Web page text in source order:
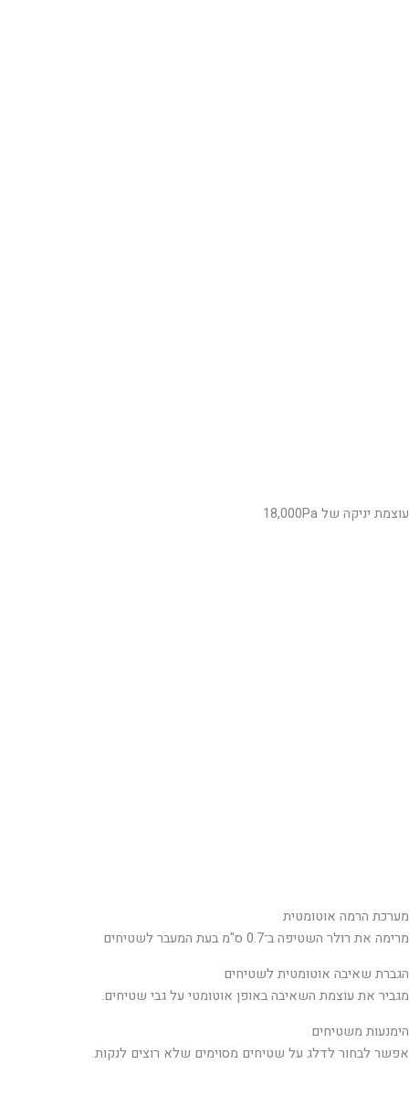
עוצמת יניקה של 18,000Pa
מערכת הרמה אוטומטית
מרימה את רולר השטיפה ב־0.7 ס"מ בעת המעבר לשטיחים
הגברת שאיבה אוטומטית לשטיחים
מגביר את עוצמת השאיבה באופן אוטומטי על גבי שטיחים.
הימנעות משטיחים
אפשר לבחור לדלג על שטיחים מסוימים שלא רוצים לנקות.